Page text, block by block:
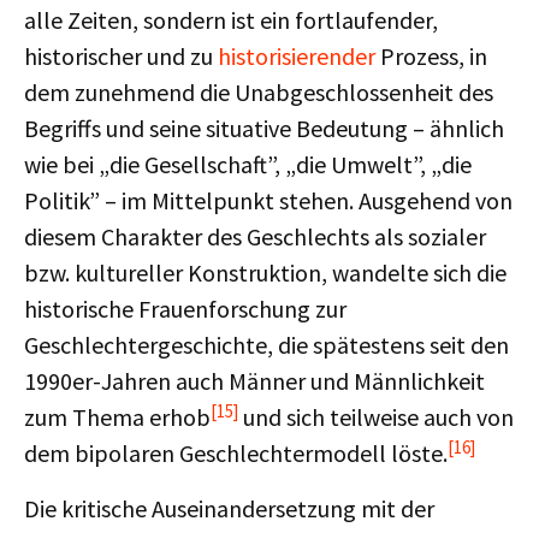
alle Zeiten, sondern ist ein fortlaufender,
historischer und zu historisierenderProzess, in
dem zunehmend die Unabgeschlossenheit des
Begriffs und seine situative Bedeutung – ähnlich
wie bei „die Gesellschaft”, „die Umwelt”, „die
Politik” – im Mittelpunkt stehen. Ausgehend von
diesem Charakter des Geschlechts als sozialer
bzw. kultureller Konstruktion, wandelte sich die
historische Frauenforschung zur
Geschlechtergeschichte, die spätestens seit den
1990er-Jahren auch Männer und Männlichkeit
zum Thema erhob[15] und sich teilweise auch von
dem bipolaren Geschlechtermodell löste.[16]
Die kritische Auseinandersetzung mit der